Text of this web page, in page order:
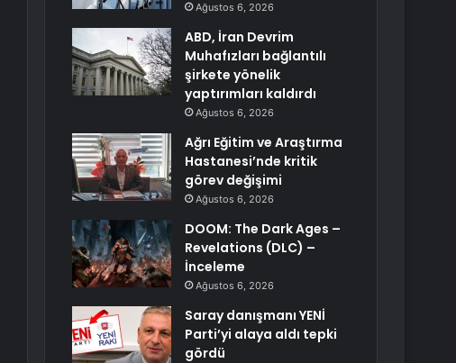
Ağustos 6, 2026
ABD, İran Devrim
Muhafızları bağlantılı
şirkete yönelik
yaptırımları kaldırdı
Ağustos 6, 2026
Ağrı Eğitim ve Araştırma
Hastanesi’nde kritik
görev değişimi
Ağustos 6, 2026
DOOM: The Dark Ages –
Revelations (DLC) –
İnceleme
Ağustos 6, 2026
Saray danışmanı YENİ
Parti’yi alaya aldı tepki
gördü